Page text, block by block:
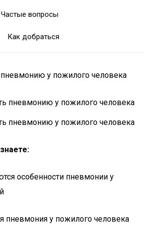
Частые вопросы
Как добраться
у пожилого человека
особенности пневмонии у
пневмония у пожилого человека